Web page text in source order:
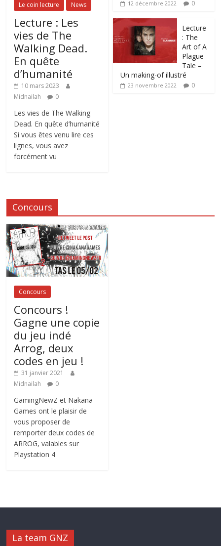
Le coin lecture News
Lecture : Les
vies de The
Walking Dead.
En quête
d’humanité
10 mars 2023
Midnailah
0
Les vies de The Walking
Dead. En quête d’humanité
Si vous êtes venu lire ces
lignes, vous avez
forcément vu
12 décembre 2022 0
Lecture
: The
Art of A
Plague
Tale –
Un making-of illustré
23 novembre 2022 0
Concours
Concours
Concours !
Gagne une copie
du jeu indé
Arrog, deux
codes en jeu !
31 janvier 2021
Midnailah
0
GamingNewZ et Nakana
Games ont le plaisir de
vous proposer de
remporter deux codes de
ARROG, valables sur
Playstation 4
La team GNZ